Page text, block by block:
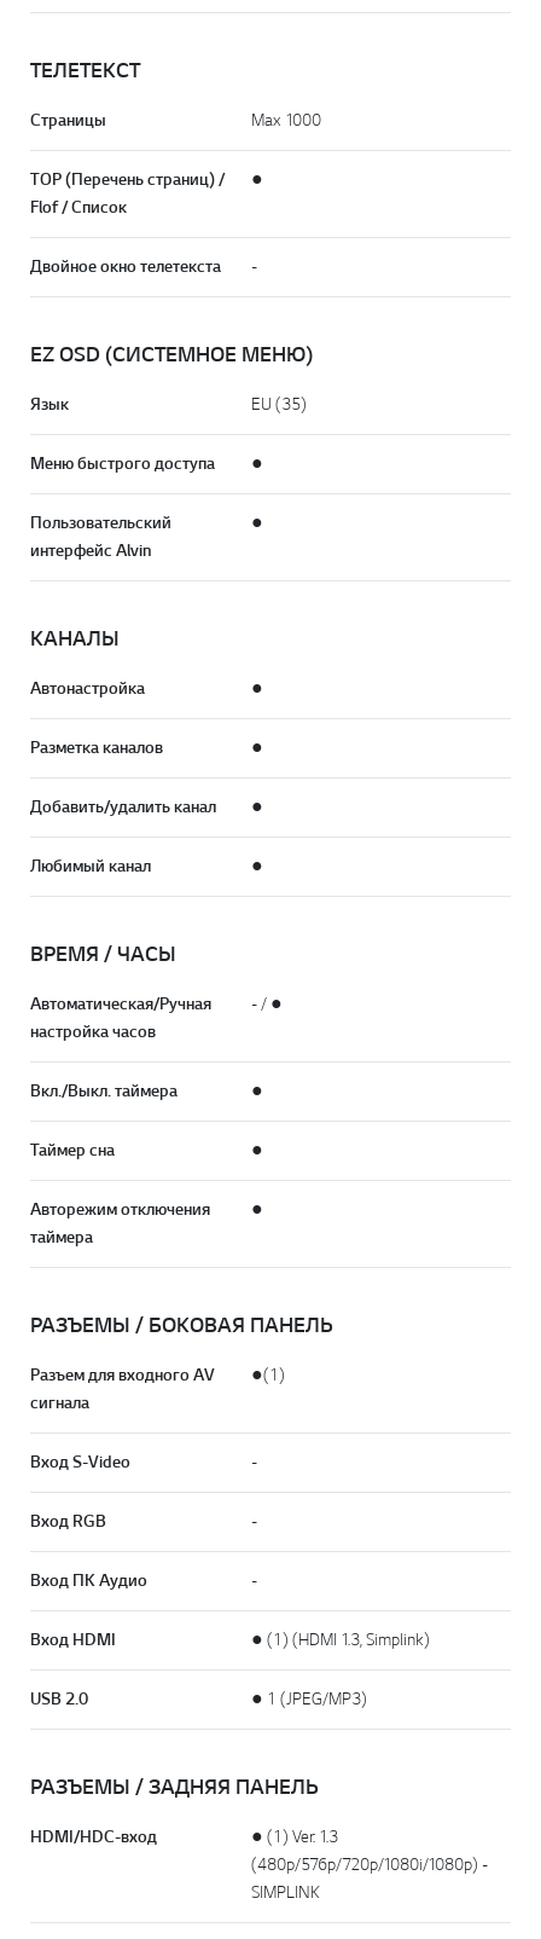
ТЕЛЕТЕКСТ
Страницы Max 1000
TOP (Перечень страниц) /
Flof / Список
●
Двойное окно телетекста -
EZ OSD (СИСТЕМНОЕ МЕНЮ)
Язык EU (35)
Меню быстрого доступа ●
Пользовательский
интерфейс Alvin
●
КАНАЛЫ
Автонастройка ●
Разметка каналов ●
Добавить/удалить канал ●
Любимый канал ●
ВРЕМЯ / ЧАСЫ
Автоматическая/Ручная
настройка часов
- / ●
Вкл./Выкл. таймера ●
Таймер сна ●
Авторежим отключения
таймера
●
РАЗЪЕМЫ / БОКОВАЯ ПАНЕЛЬ
Разъем для входного AV
сигнала
●(1)
Вход S-Video -
Вход RGB -
Вход ПК Аудио -
Вход HDMI ● (1) (HDMI 1.3, Simplink)
USB 2.0 ● 1 (JPEG/MP3)
РАЗЪЕМЫ / ЗАДНЯЯ ПАНЕЛЬ
HDMI/HDC-вход
● (1) Ver. 1.3
(480p/576p/720p/1080i/1080p) -
SIMPLINK